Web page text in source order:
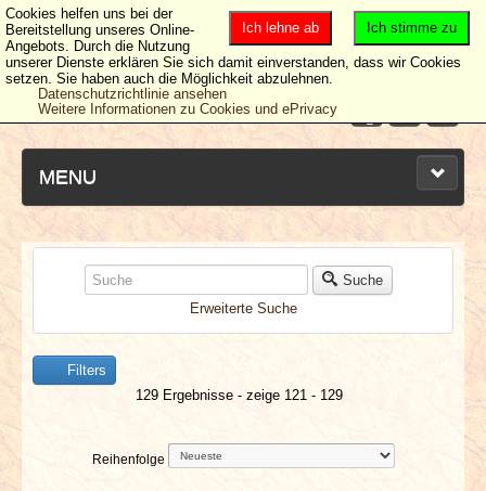
MENU
NEUESTE ARTIKEL
NEWS & DATES
BERICHTE
VERLOSUNGEN
Suche
Erweiterte Suche
Filters
129 Ergebnisse - zeige 121 - 129
Reihenfolge
Ich stimme zu
Ich lehne ab
Cookies helfen uns bei der
Bereitstellung unseres Online-
Angebots. Durch die Nutzung
unserer Dienste erklären Sie sich damit einverstanden, dass wir Cookies
setzen. Sie haben auch die Möglichkeit abzulehnen.
Datenschutzrichtlinie ansehen
Weitere Informationen zu Cookies und ePrivacy